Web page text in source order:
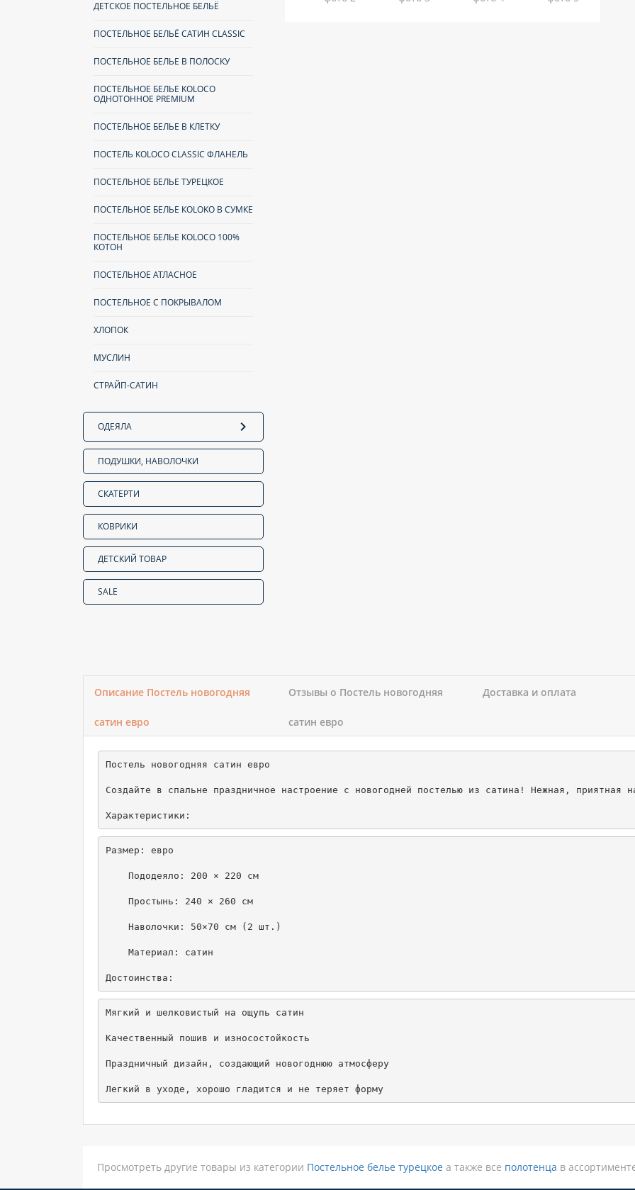
ДЕТСКОЕ ПОСТЕЛЬНОЕ БЕЛЬЁ
ПОСТЕЛЬНОЕ БЕЛЬЁ САТИН CLASSIC
ПОСТЕЛЬНОЕ БЕЛЬЕ В ПОЛОСКУ
ПОСТЕЛЬНОЕ БЕЛЬЕ KOLOCO
ОДНОТОННОЕ PREMIUM
ПОСТЕЛЬНОЕ БЕЛЬЕ В КЛЕТКУ
ПОСТЕЛЬ KOLOCO CLASSIC ФЛАНЕЛЬ
ПОСТЕЛЬНОЕ БЕЛЬЕ ТУРЕЦКОЕ
ПОСТЕЛЬНОЕ БЕЛЬЕ КOLOKO В СУМКЕ
ПОСТЕЛЬНОЕ БЕЛЬЕ KOLOCO 100%
КОТОН
ПОСТЕЛЬНОЕ АТЛАСНОЕ
ПОСТЕЛЬНОЕ С ПОКРЫВАЛОМ
ХЛОПОК
МУСЛИН
СТРАЙП-САТИН
ОДЕЯЛА
ПОДУШКИ, НАВОЛОЧКИ
СКАТЕРТИ
КОВРИКИ
ДЕТСКИЙ ТОВАР
SALE
Описание Постель новогодняя
сатин евро
Отзывы о Постель новогодняя
сатин евро
Доставка и оплата
Постель новогодняя сатин евро
Создайте в спальне праздничное настроение с новогодней постелью из сатина! Нежная,
Размер: евро
    Пододеяло: 200 × 220 см
    Простынь: 240 × 260 см
    Наволочки: 50×70 см (2 шт.)
    Материал: сатин
Мягкий и шелковистый на ощупь сатин
Качественный пошив и износостойкость
Праздничный дизайн, создающий новогоднюю атмосферу
Легкий в уходе, хорошо гладится и не теряет форму
Просмотреть другие товары из категории Постельное белье турецкое а также все полотенца в